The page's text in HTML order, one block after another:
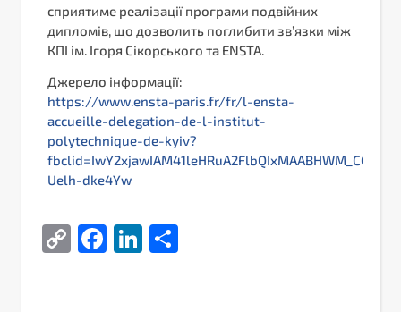
сприятиме реалізації програми подвійних
дипломів, що дозволить поглибити зв’язки між
КПІ ім. Ігоря Сікорського та ENSTA.
Джерело інформації:
https://www.ensta-paris.fr/fr/l-ensta-
accueille-delegation-de-l-institut-
polytechnique-de-kyiv?
Uelh-dke4Yw
CopyFacebook
LinkedIn